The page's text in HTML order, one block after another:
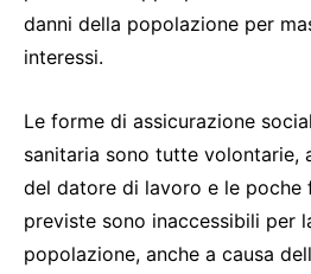
danni della popolazione per
interessi.
Le forme di assicurazione
sanitaria sono tutte volontarie,
del datore di lavoro e le poche
previste sono inaccessibili per
popolazione, anche a causa